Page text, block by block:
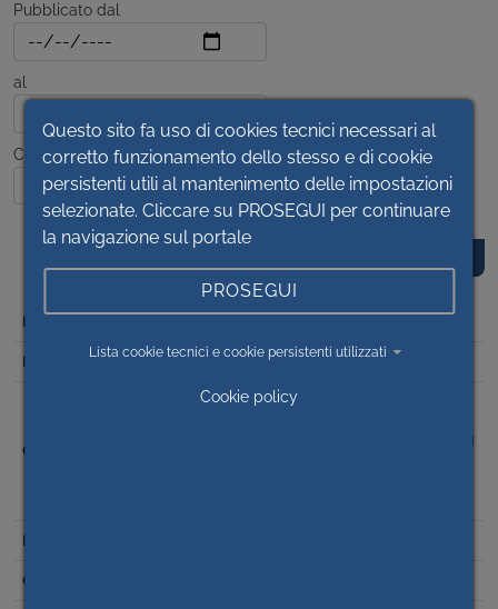
Pubblicato dal
al
Contenuto
2023/230
RETTIFICA DETERMINAZIONE N. 59 DEL 18/01/2023
CON TURBINA RIUSABILE DA PARTE DELLA DITTA SINTESI
Questo sito fa uso di cookies tecnici necessari al
corretto funzionamento dello stesso e di cookie
persistenti utili al mantenimento delle impostazioni
selezionate. Cliccare su PROSEGUI per continuare
la navigazione sul portale
PROSEGUI
Lista cookie tecnici e cookie persistenti utilizzati
Cookie policy